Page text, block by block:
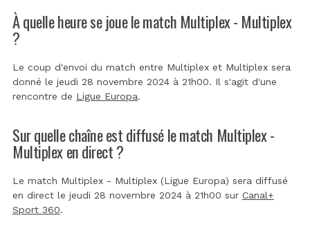
À quelle heure se joue le match Multiplex - Multiplex
?
Le coup d'envoi du match entre Multiplex et Multiplex sera
donné le jeudi 28 novembre 2024 à 21h00. Il s'agit d'une
rencontre de Ligue Europa.
Sur quelle chaîne est diffusé le match Multiplex -
Multiplex en direct ?
Le match Multiplex - Multiplex (Ligue Europa) sera diffusé
en direct le jeudi 28 novembre 2024 à 21h00 sur Canal+
Sport 360.